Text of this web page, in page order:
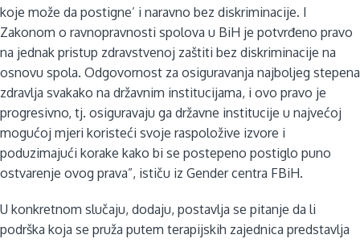
koje može da postigne’ i naravno bez diskriminacije. I
Zakonom o ravnopravnosti spolova u BiH je potvrđeno pravo
na jednak pristup zdravstvenoj zaštiti bez diskriminacije na
osnovu spola. Odgovornost za osiguravanja najboljeg stepena
zdravlja svakako na državnim institucijama, i ovo pravo je
progresivno, tj. osiguravaju ga državne institucije u najvećoj
mogućoj mjeri koristeći svoje raspoložive izvore i
poduzimajući korake kako bi se postepeno postiglo puno
ostvarenje ovog prava”, ističu iz Gender centra FBiH.
U konkretnom slučaju, dodaju, postavlja se pitanje da li
podrška koja se pruža putem terapijskih zajednica predstavlja